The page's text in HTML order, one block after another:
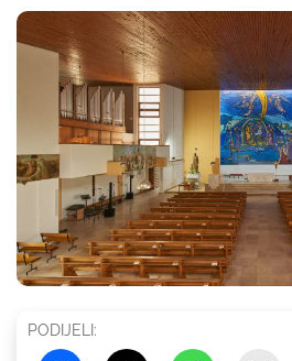
PODIJELI: